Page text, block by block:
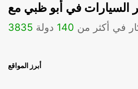
3835 في أكثر من 140 دولة
أبرز المواقع